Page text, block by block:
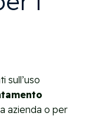
sull’uso
azienda o per